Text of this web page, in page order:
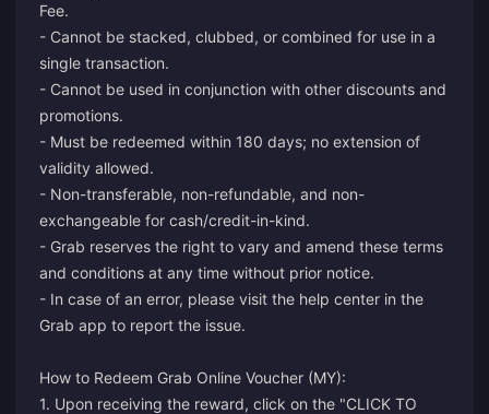
Fee.
- Cannot be stacked, clubbed, or combined for use in a
single transaction.
- Cannot be used in conjunction with other discounts and
promotions.
- Must be redeemed within 180 days; no extension of
validity allowed.
- Non-transferable, non-refundable, and non-
exchangeable for cash/credit-in-kind.
- Grab reserves the right to vary and amend these terms
and conditions at any time without prior notice.
- In case of an error, please visit the help center in the
Grab app to report the issue.
How to Redeem Grab Online Voucher (MY):
1. Upon receiving the reward, click on the "CLICK TO